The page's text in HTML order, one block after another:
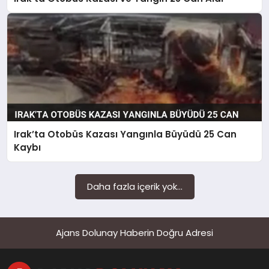
SIYASET
SPOR
YAŞAM
Irak’ta Otobüs Kazası Yangınla Büyüdü 25 Can
Kaybı
Daha fazla içerik yok...
Ajans Dolunay Haberin Doğru Adresi